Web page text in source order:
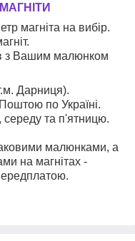
магніта на вибір.
з Вашим малюнком
Дарниця).
по Україні.
середу та п'ятницю.
малюнками, а
на магнітах -